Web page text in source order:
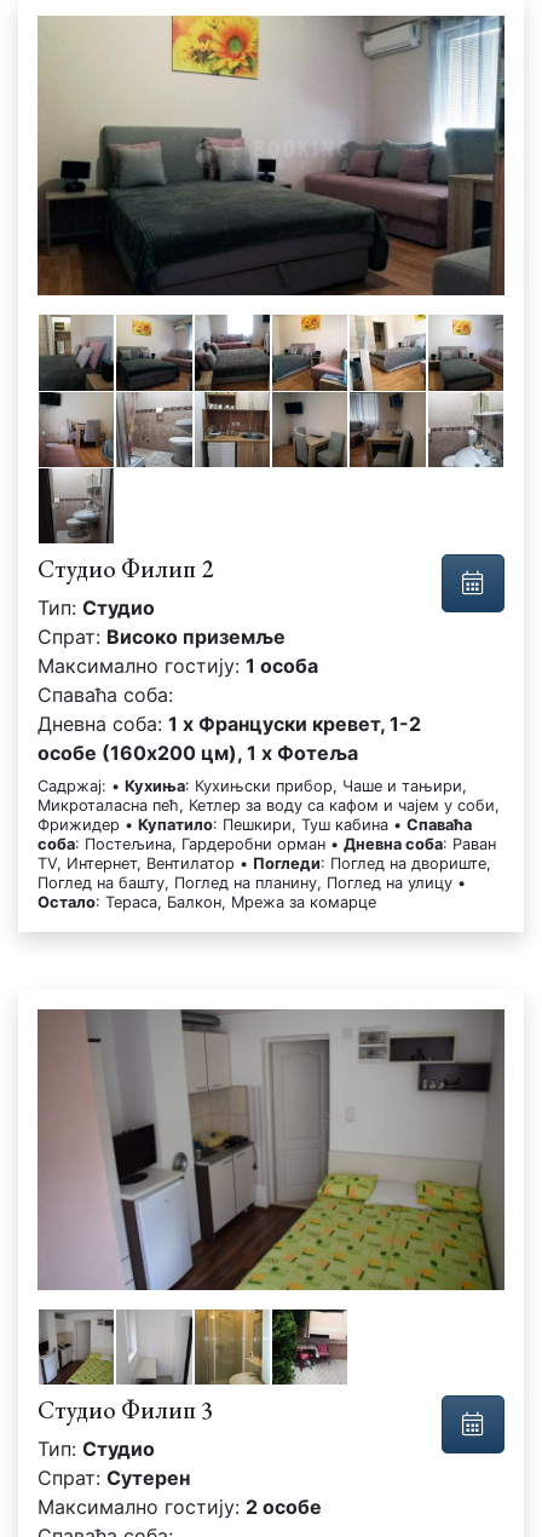
Студио Филип 2
Тип: Студио
Спрат: Високо приземље
Максимално гостију: 1 особа
Спаваћа соба:
Дневна соба: 1 x Француски кревет, 1-2
особе (160x200 цм), 1 x Фотеља
Садржај: • Кухиња: Кухињски прибор, Чаше и тањири,
Микроталасна пећ, Кетлер за воду са кафом и чајем у соби,
Фрижидер • Купатило: Пешкири, Туш кабина • Спаваћа
соба: Постељина, Гардеробни орман • Дневна соба: Раван
TV, Интернет, Вентилатор • Погледи: Поглед на двориште,
Поглед на башту, Поглед на планину, Поглед на улицу •
Остало: Тераса, Балкон, Мрежа за комарце
Студио Филип 3
Тип: Студио
Спрат: Сутерен
Максимално гостију: 2 особе